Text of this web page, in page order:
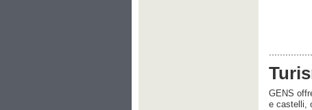
GENS
e castelli,